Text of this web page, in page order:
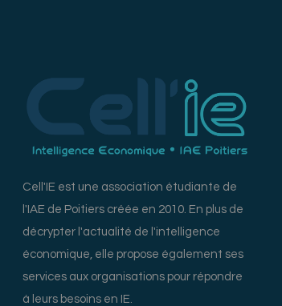
Cell'IE est une association étudiante de
l'IAE de Poitiers créée en 2010. En plus de
décrypter l'actualité de l'intelligence
économique, elle propose également ses
services aux organisations pour répondre
à leurs besoins en IE.